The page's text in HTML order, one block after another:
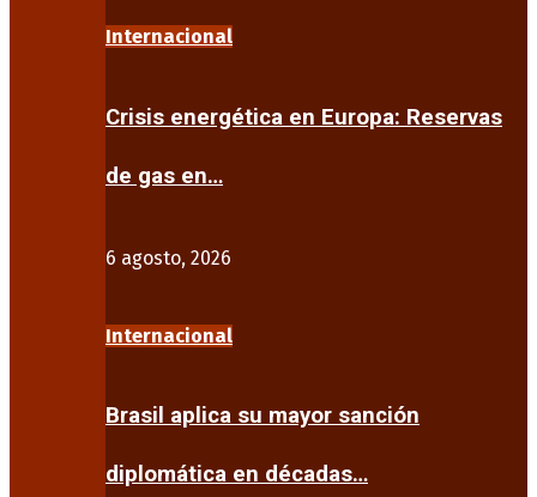
Internacional
Crisis energética en Europa: Reservas
de gas en…
6 agosto, 2026
Internacional
Brasil aplica su mayor sanción
diplomática en décadas…